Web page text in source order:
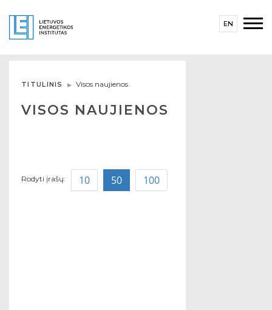
EN
TITULINIS Visos naujienos
VISOS NAUJIENOS
Rodyti įrašų: 10 50 100